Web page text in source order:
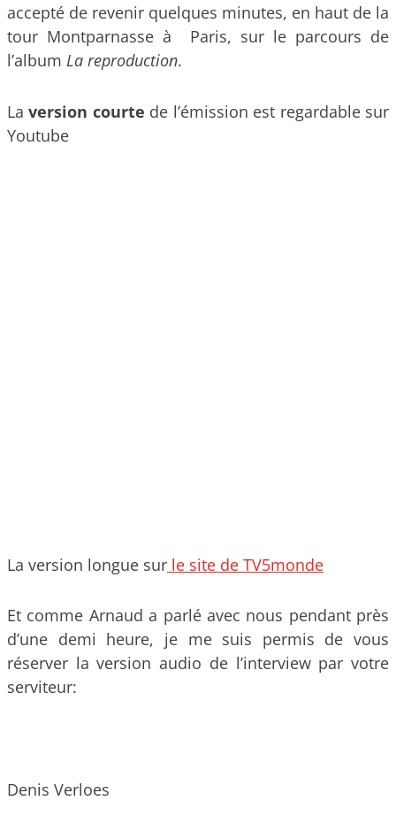
accepté de revenir quelques minutes, en haut de la
tour Montparnasse à Paris, sur le parcours de
l’album La reproduction.
Laversion courte de l’émission est regardable sur
Youtube
La version longue sur le site de TV5monde
Et comme Arnaud a parlé avec nous pendant près
d’une demi heure, je me suis permis de vous
réserver la version audio de l’interview par votre
serviteur:
Denis Verloes